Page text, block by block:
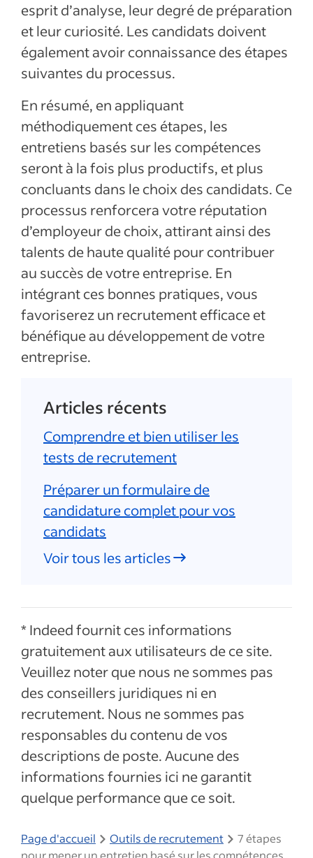
esprit d’analyse, leur degré de préparation
et leur curiosité. Les candidats doivent
également avoir connaissance des étapes
suivantes du processus.
En résumé, en appliquant
méthodiquement ces étapes, les
entretiens basés sur les compétences
seront à la fois plus productifs, et plus
concluants dans le choix des candidats. Ce
processus renforcera votre réputation
d’employeur de choix, attirant ainsi des
talents de haute qualité pour contribuer
au succès de votre entreprise. En
intégrant ces bonnes pratiques, vous
favoriserez un recrutement efficace et
bénéfique au développement de votre
entreprise.
Articles récents
Comprendre et bien utiliser les
tests de recrutement
Préparer un formulaire de
candidature complet pour vos
candidats
Voir tous les articles
* Indeed fournit ces informations
gratuitement aux utilisateurs de ce site.
Veuillez noter que nous ne sommes pas
des conseillers juridiques ni en
recrutement. Nous ne sommes pas
responsables du contenu de vos
descriptions de poste. Aucune des
informations fournies ici ne garantit
quelque performance que ce soit.
Page d'accueil Outils de recrutement
7 étapes
pour mener un entretien basé sur les compétences